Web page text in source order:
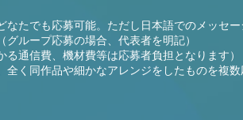
なたでも応募可能。ただし日本語でのメッセ
ループ応募の場合、代表者を明記）
通信費、機材費等は応募者負担となります）
全く同作品や細かなアレンジをしたものを複